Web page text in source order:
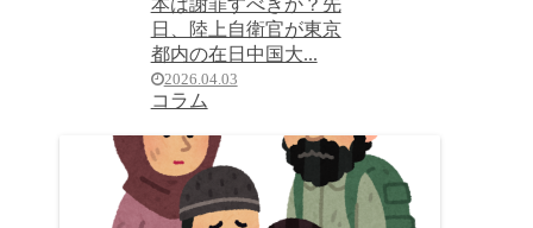
日、陸上自衛官が東京
都内の在日中国大...
2026.04.03
コラム